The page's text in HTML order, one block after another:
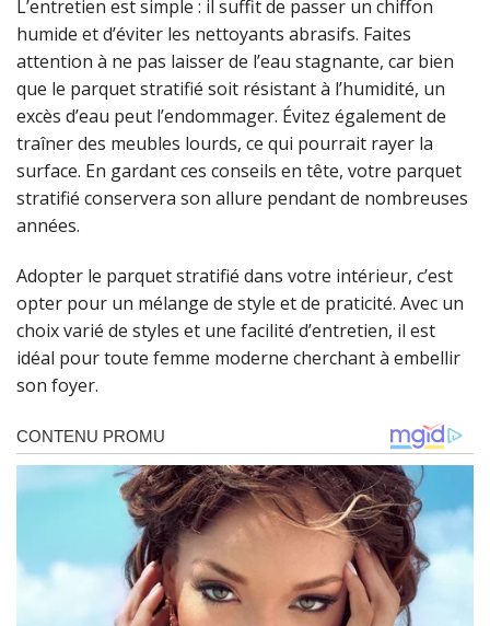
L’entretien est simple : il suffit de passer un chiffon
humide et d’éviter les nettoyants abrasifs. Faites
attention à ne pas laisser de l’eau stagnante, car bien
que le parquet stratifié soit résistant à l’humidité, un
excès d’eau peut l’endommager. Évitez également de
traîner des meubles lourds, ce qui pourrait rayer la
surface. En gardant ces conseils en tête, votre parquet
stratifié conservera son allure pendant de nombreuses
années.
Adopter le parquet stratifié dans votre intérieur, c’est
opter pour un mélange de style et de praticité. Avec un
choix varié de styles et une facilité d’entretien, il est
idéal pour toute femme moderne cherchant à embellir
son foyer.